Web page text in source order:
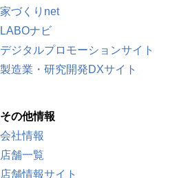
家づくりnet
LABOナビ
デジタルプロモーションサイト
製造業・研究開発DXサイト
その他情報
会社情報
店舗一覧
店舗情報サイト